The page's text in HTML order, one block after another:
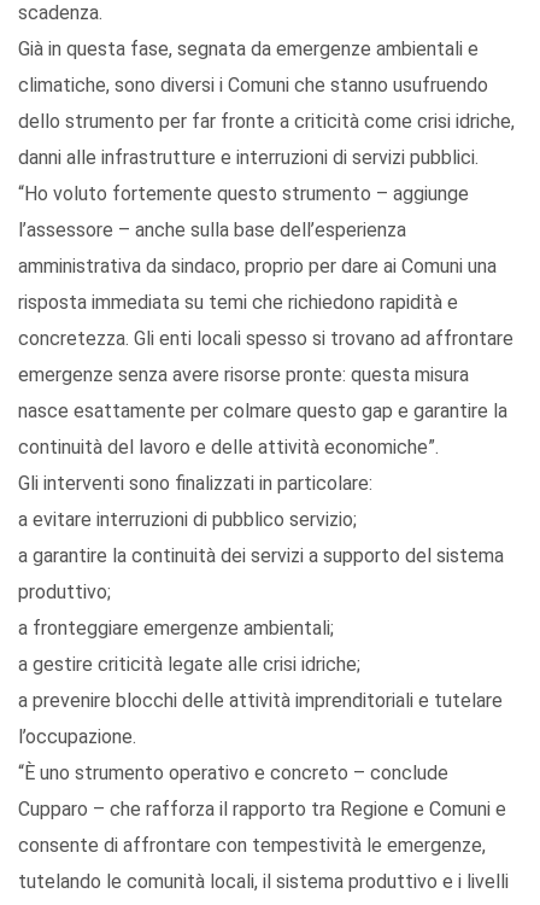
scadenza.
Già in questa fase, segnata da emergenze ambientali e
climatiche, sono diversi i Comuni che stanno usufruendo
dello strumento per far fronte a criticità come crisi idriche,
danni alle infrastrutture e interruzioni di servizi pubblici.
“Ho voluto fortemente questo strumento – aggiunge
l’assessore – anche sulla base dell’esperienza
amministrativa da sindaco, proprio per dare ai Comuni una
risposta immediata su temi che richiedono rapidità e
concretezza. Gli enti locali spesso si trovano ad affrontare
emergenze senza avere risorse pronte: questa misura
nasce esattamente per colmare questo gap e garantire la
continuità del lavoro e delle attività economiche”.
Gli interventi sono finalizzati in particolare:
a evitare interruzioni di pubblico servizio;
a garantire la continuità dei servizi a supporto del sistema
produttivo;
a fronteggiare emergenze ambientali;
a gestire criticità legate alle crisi idriche;
a prevenire blocchi delle attività imprenditoriali e tutelare
l’occupazione.
“È uno strumento operativo e concreto – conclude
Cupparo – che rafforza il rapporto tra Regione e Comuni e
consente di affrontare con tempestività le emergenze,
tutelando le comunità locali, il sistema produttivo e i livelli